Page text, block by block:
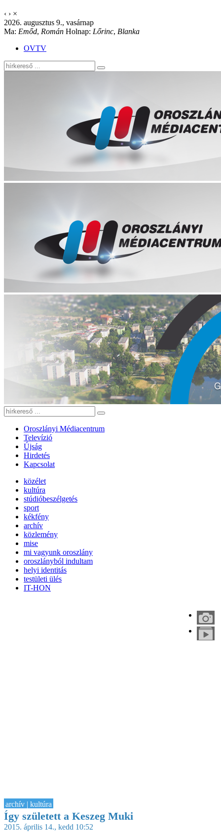
‹ › ×
2026. augusztus 9., vasárnap
Ma: Emőd, Román Holnap: Lőrinc, Blanka
OVTV
Oroszlányi Médiacentrum
Televízió
Újság
Hirdetés
Kapcsolat
közélet
kultúra
stúdióbeszélgetés
sport
kékfény
archív
közlemény
mise
mi vagyunk oroszlány
oroszlányból indultam
helyi identitás
testületi ülés
IT-HON
archív | kultúra
Így született a Keszeg Muki
2015. április 14., kedd 10:52